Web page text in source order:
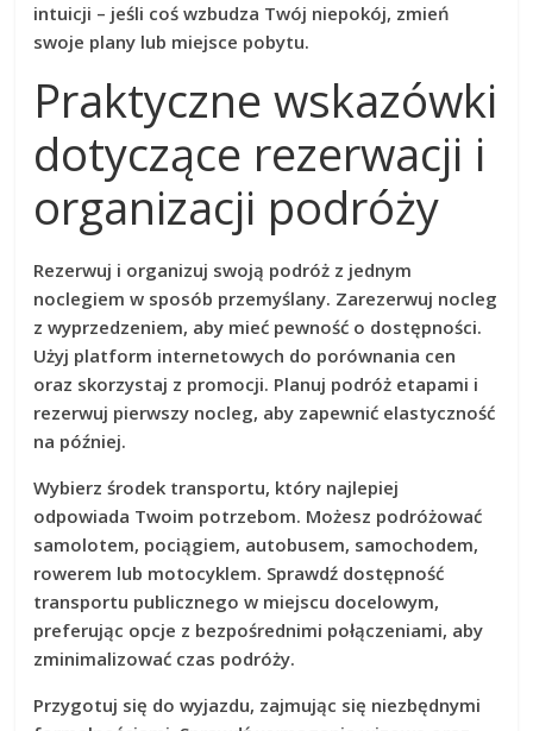
intuicji – jeśli coś wzbudza Twój niepokój, zmień
swoje plany lub miejsce pobytu.
Praktyczne wskazówki
dotyczące rezerwacji i
organizacji podróży
Rezerwuj i organizuj swoją podróż z jednym
noclegiem w sposób przemyślany. Zarezerwuj nocleg
z wyprzedzeniem, aby mieć pewność o dostępności.
Użyj platform internetowych do porównania cen
oraz skorzystaj z promocji. Planuj podróż etapami i
rezerwuj pierwszy nocleg, aby zapewnić elastyczność
na później.
Wybierz środek transportu, który najlepiej
odpowiada Twoim potrzebom. Możesz podróżować
samolotem, pociągiem, autobusem, samochodem,
rowerem lub motocyklem. Sprawdź dostępność
transportu publicznego w miejscu docelowym,
preferując opcje z bezpośrednimi połączeniami, aby
zminimalizować czas podróży.
Przygotuj się do wyjazdu, zajmując się niezbędnymi